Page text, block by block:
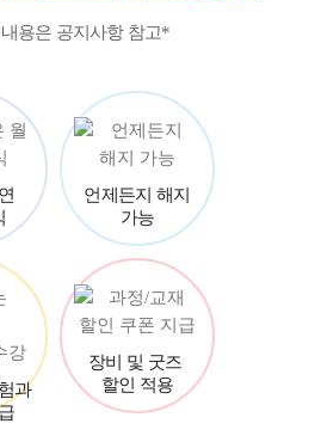
용은 공지사항 참고*
언제든지 해지
가능
과
장비 및 굿즈
할인 적용